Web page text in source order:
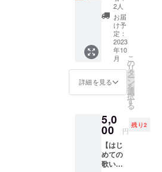
だきま
す。
（テ
ロップ
等を出
しての
紹介は
なし）
※備考欄
んでほ
しいお
名前
（あだ
名も
OK）」
を伝え
るとと
もに、
シエ
ン！を
いただ
いた方
のお名
前を、
弾き語
り祭
秋】に
関わる
配信の
中で紹
介させ
ていた
2人
お届
け予
定：
2023
年10
月
詳細を見る
こ
の
リ
タ
ー
ン
を
選
択
す
る
5,0
00 円
残り2
【はじ
めての
歌い手